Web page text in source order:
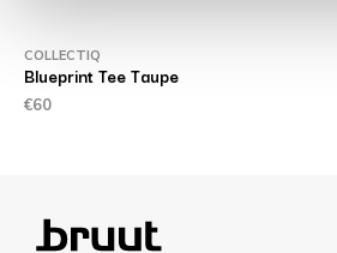
COLLECTIQ
Blueprint Tee Taupe
€60